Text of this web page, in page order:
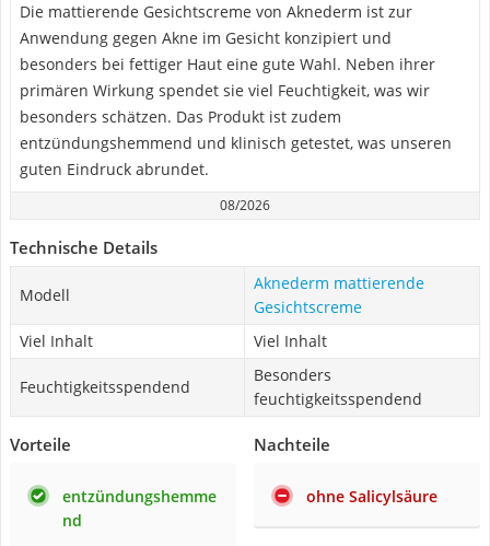
Die mattierende Gesichtscreme von Aknederm ist zur
Anwendung gegen Akne im Gesicht konzipiert und
besonders bei fettiger Haut eine gute Wahl. Neben ihrer
primären Wirkung spendet sie viel Feuchtigkeit, was wir
besonders schätzen. Das Produkt ist zudem
entzündungshemmend und klinisch getestet, was unseren
guten Eindruck abrundet.
08/2026
Technische Details
Modell
Aknederm mattierende
Gesichtscreme
Viel Inhalt
Viel Inhalt
Feuchtigkeitsspendend
Besonders
feuchtigkeitsspendend
Vorteile
entzündungshemme
nd
Nachteile
ohne Salicylsäure